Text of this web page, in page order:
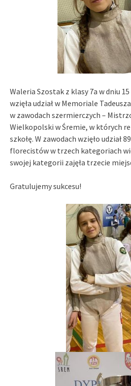
Waleria Szostak z klasy 7a w dniu
wzięła udział w Memoriale
w zawodach szermierczych –
Wielkopolski w Śremie, w których
szkołę. W zawodach wzięło udział
florecistów w trzech kategoriach
swojej kategorii zajęła trzecie
Gratulujemy sukcesu!